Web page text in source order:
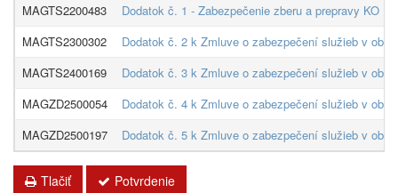
MAGTS2200483
Dodatok č. 1 - Zabezpečenie zberu a prepravy KO
MAGTS2300302
Dodatok č. 2 k Zmluve o zabezpečení služieb v
MAGTS2400169
Dodatok č. 3 k Zmluve o zabezpečení služieb v
MAGZD2500054
Dodatok č. 4 k Zmluve o zabezpečení služieb v
MAGZD2500197
Dodatok č. 5 k Zmluve o zabezpečení služieb v
Tlačiť Potvrdenie